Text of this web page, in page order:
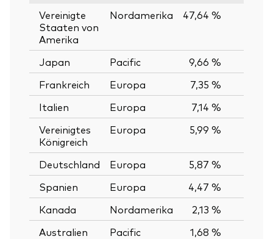
Vereinigte
Staaten von
Amerika
Nordamerika 47,64 %
Japan Pacific
9,66 %
Frankreich
Europa
7,35 %
Italien
Europa
7,14 %
Vereinigtes
Königreich
Europa 5,99 %
Deutschland Europa
5,87 %
Spanien
Europa
4,47 %
Kanada
Nordamerika
2,13 %
Australien
Pacific
1,68 %